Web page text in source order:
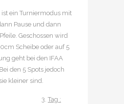
ein Turniermodus mit
Pause und dann
Geschossen wird
Scheibe oder auf 5
geht bei den IFAA
den 5 Spots jedoch
kleiner sind.
Tag :